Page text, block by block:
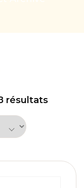
résultats